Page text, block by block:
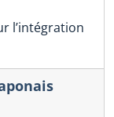
l’intégration